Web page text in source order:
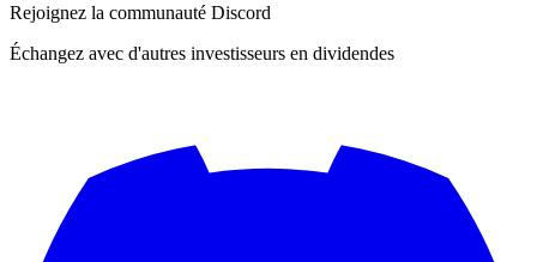
Rejoignez la communauté Discord
Échangez avec d'autres investisseurs en dividendes